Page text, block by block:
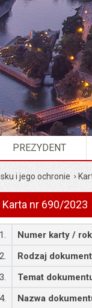
PREZYDENT
i jego ochronie
Karta nr 690/2023
1. Numer karty / rok
2.
Rodzaj
3.
Temat
4.
Nazwa